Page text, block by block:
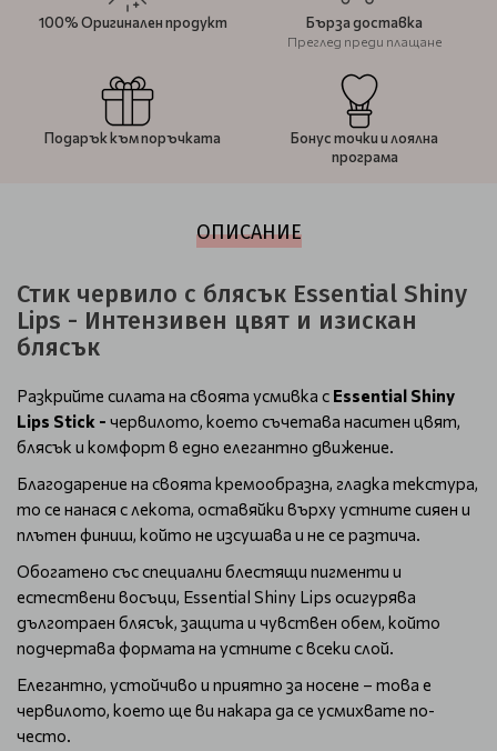
100% Оригинален продукт Бърза доставка
Преглед преди плащане
Подарък към поръчката
Бонус точки и лоялна
програма
ОПИСАНИЕ
Стик червило с блясък Essential Shiny
Lips - Интензивен цвят и изискан
блясък
Разкрийте силата на своята усмивка с Essential Shiny
Lips Stick - червилото, което съчетава наситен цвят,
блясък и комфорт в едно елегантно движение.
Благодарение на своята кремообразна, гладка текстура,
то се нанася с лекота, оставяйки върху устните сияен и
плътен финиш, който не изсушава и не се разтича.
Обогатено със специални блестящи пигменти и
естествени восъци, Essential Shiny Lips осигурява
дълготраен блясък, защита и чувствен обем, който
подчертава формата на устните с всеки слой.
Елегантно, устойчиво и приятно за носене – това е
червилото, което ще ви накара да се усмихвате по-
често.